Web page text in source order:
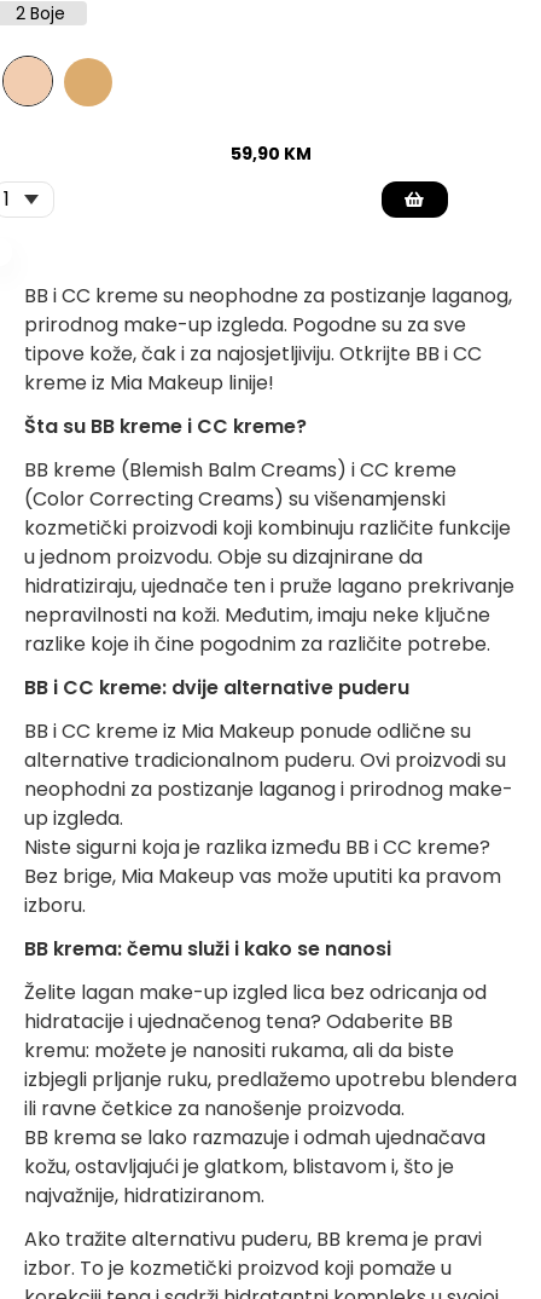
2 Boje
59,90 KM
BB i CC kreme su neophodne za postizanje laganog,
prirodnog make-up izgleda. Pogodne su za sve
tipove kože, čak i za najosjetljiviju. Otkrijte BB i CC
kreme iz Mia Makeup linije!
Šta su BB kreme i CC kreme?
BB kreme (Blemish Balm Creams) i CC kreme
(Color Correcting Creams) su višenamjenski
kozmetički proizvodi koji kombinuju različite funkcije
u jednom proizvodu. Obje su dizajnirane da
hidratiziraju, ujednače ten i pruže lagano prekrivanje
nepravilnosti na koži. Međutim, imaju neke ključne
razlike koje ih čine pogodnim za različite potrebe.
BB i CC kreme: dvije alternative puderu
BB i CC kreme iz Mia Makeup ponude odlične su
alternative tradicionalnom puderu. Ovi proizvodi su
neophodni za postizanje laganog i prirodnog make-
up izgleda.
Niste sigurni koja je razlika između BB i CC kreme?
Bez brige, Mia Makeup vas može uputiti ka pravom
izboru.
BB krema: čemu služi i kako se nanosi
Želite lagan make-up izgled lica bez odricanja od
hidratacije i ujednačenog tena? Odaberite BB
kremu: možete je nanositi rukama, ali da biste
izbjegli prljanje ruku, predlažemo upotrebu blendera
ili ravne četkice za nanošenje proizvoda.
BB krema se lako razmazuje i odmah ujednačava
kožu, ostavljajući je glatkom, blistavom i, što je
najvažnije, hidratiziranom.
Ako tražite alternativu puderu, BB krema je pravi
izbor. To je kozmetički proizvod koji pomaže u